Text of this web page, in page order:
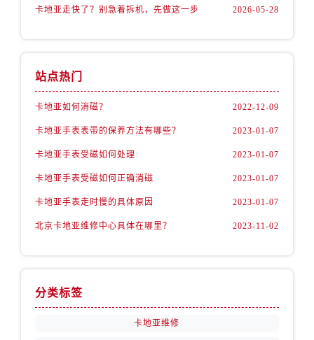
卡地亚走快了？别急着拆机，先做这一步 2026-05-28
站点热门
卡地亚如何消磁？ 2022-12-09
卡地亚手表表带的保养方法有哪些？ 2023-01-07
卡地亚手表受磁如何处理 2023-01-07
卡地亚手表受磁如何正确消磁 2023-01-07
卡地亚手表走时慢的具体原因 2023-01-07
北京卡地亚维修中心具体在哪里？ 2023-11-02
分类标签
卡地亚维修